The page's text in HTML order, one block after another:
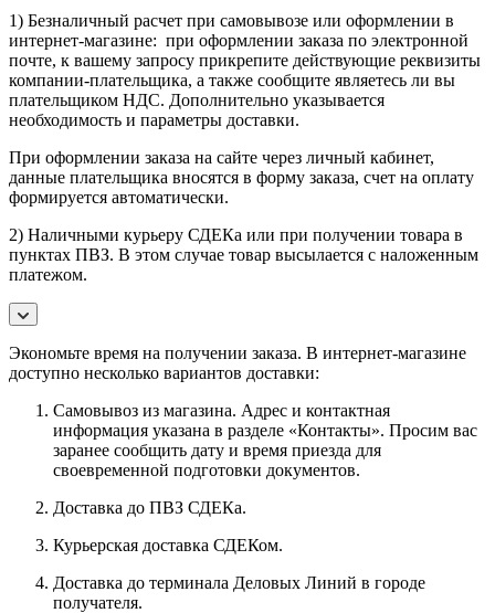
1) Безналичный расчет при самовывозе или оформлении в
интернет-магазине: при оформлении заказа по электронной
почте, к вашему запросу прикрепите действующие реквизиты
компании-плательщика, а также сообщите являетесь ли вы
плательщиком НДС. Дополнительно указывается
необходимость и параметры доставки.
При оформлении заказа на сайте через личный кабинет,
данные плательщика вносятся в форму заказа, счет на оплату
формируется автоматически.
2) Наличными курьеру СДЕКа или при получении товара в
пунктах ПВЗ. В этом случае товар высылается с наложенным
платежом.
Экономьте время на получении заказа. В интернет-магазине
доступно несколько вариантов доставки:
Самовывоз из магазина. Адрес и контактная
информация указана в разделе «Контакты». Просим вас
заранее сообщить дату и время приезда для
своевременной подготовки документов.
Доставка до ПВЗ СДЕКа.
Курьерская доставка СДЕКом.
Доставка до терминала Деловых Линий в городе
получателя.